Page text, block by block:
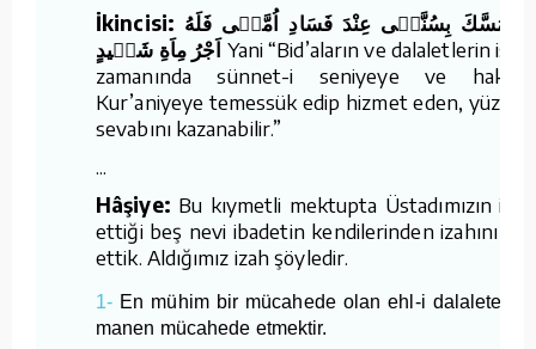
İkincisi: مَنْ تَمَسَّكَ بِسُنَّتٖى عِنْدَ فَسَادِ اُمَّتٖى فَلَهُ
اَجْرُ مِاَةِ شَهٖيدٍYani “Bid’aların ve dalaletlerin
zamanında sünnet-i seniyeye ve
Kur’aniyeye temessük edip hizmet eden, yüz
sevabını kazanabilir.”
...
Hâşiye: Bu kıymetli mektupta Üstadımızın
ettiği beş nevi ibadetin kendilerinden izahını
ettik. Aldığımız izah şöyledir.
1- En mühim bir mücahede olan ehl-i dalalete
manen mücahede etmektir.